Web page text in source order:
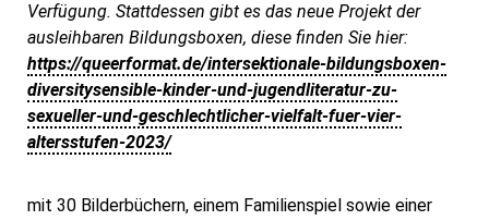
Verfügung. Stattdessen gibt es das neue Projekt der
ausleihbaren Bildungsboxen, diese finden Sie hier:
https://queerformat.de/intersektionale-bildungsboxen-
diversitysensible-kinder-und-jugendliteratur-zu-
sexueller-und-geschlechtlicher-vielfalt-fuer-vier-
altersstufen-2023/
mit 30 Bilderbüchern, einem Familienspiel sowie einer